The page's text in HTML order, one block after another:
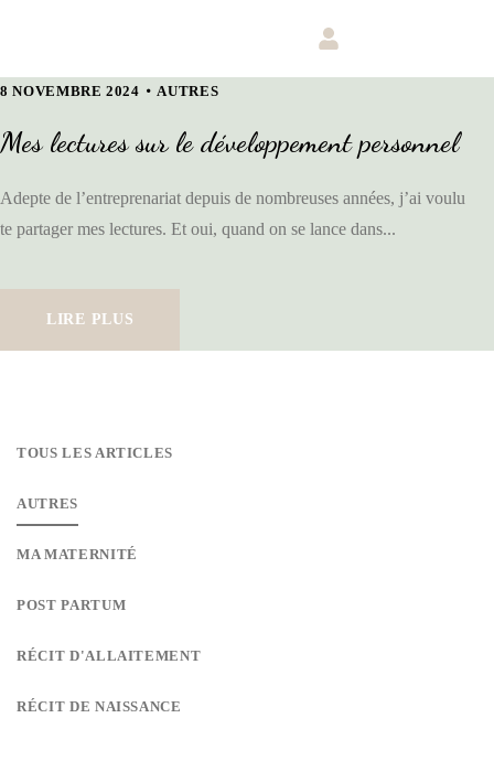
8 NOVEMBRE 2024 AUTRES
Mes lectures sur le développement personnel
Adepte de l’entreprenariat depuis de nombreuses années, j’ai voulu
te partager mes lectures. Et oui, quand on se lance dans...
LIRE PLUS
TOUS LES ARTICLES
AUTRES
MA MATERNITÉ
POST PARTUM
RÉCIT D'ALLAITEMENT
RÉCIT DE NAISSANCE